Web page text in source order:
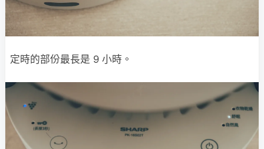
定時的部份最長是 9 小時。